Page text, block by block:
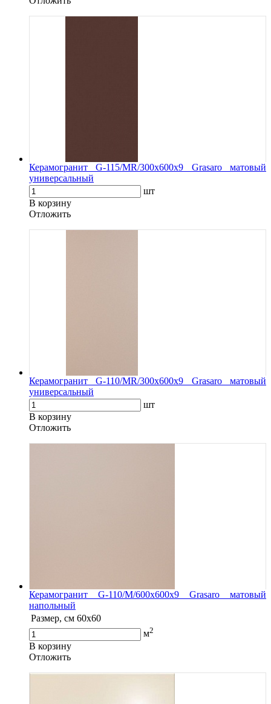
Керамогранит G-115/MR/300x600x9 Grasaro матовый
универсальный
шт
В корзину
Oтложить
Керамогранит G-110/MR/300x600x9 Grasaro матовый
универсальный
шт
В корзину
Oтложить
Керамогранит G-110/M/600x600x9 Grasaro матовый
напольный
Размер, см 60х60
м2
В корзину
Oтложить